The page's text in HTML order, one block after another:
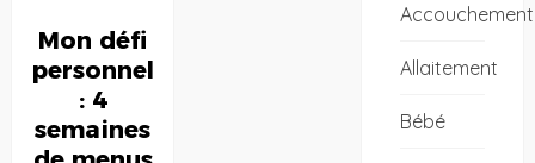
Mon défi
personnel
: 4
semaines
Accouchement
Allaitement
Bébé